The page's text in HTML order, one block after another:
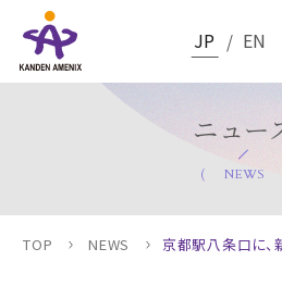
JP EN
ニュー
NEWS
TOP NEWS 京都駅八条口に、